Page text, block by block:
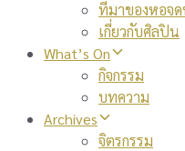
ที่มาของหอจ
เกี่ยวกับศิลปิน
What’s On
กิจกรรม
บทความ
Archives
จิตรกรรม